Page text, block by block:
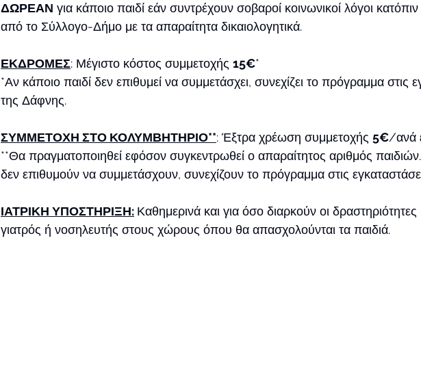
ΔΩΡΕΑΝ για κάποιο παιδί εάν συντρέχουν σοβαροί κοινωνικοί λόγοι
από το Σύλλογο-Δήμο με τα απαραίτητα δικαιολογητικά.
ΕΚΔΡΟΜΕΣ: Μέγιστο κόστος συμμετοχής 15€*
*Αν κάποιο παιδί δεν επιθυμεί να συμμετάσχει, συνεχίζει το πρόγραμμα στις
της Δάφνης.
ΣΥΜΜΕΤΟΧΗ ΣΤΟ ΚΟΛΥΜΒΗΤΗΡΙΟ**: Έξτρα χρέωση συμμετοχής 5€/ανά
**Θα πραγματοποιηθεί εφόσον συγκεντρωθεί ο απαραίτητος αριθμός
δεν επιθυμούν να συμμετάσχουν, συνεχίζουν το πρόγραμμα στις
ΙΑΤΡΙΚΗ ΥΠΟΣΤΗΡΙΞΗ: Καθημερινά και για όσο διαρκούν οι
γιατρός ή νοσηλευτής στους χώρους όπου θα απασχολούνται τα παιδιά.